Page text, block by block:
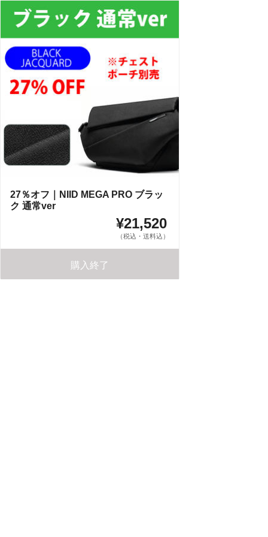
27％オフ｜NIID MEGA PRO ブラッ
ク 通常ver
¥21,520
（税込・送料込）
購入終了